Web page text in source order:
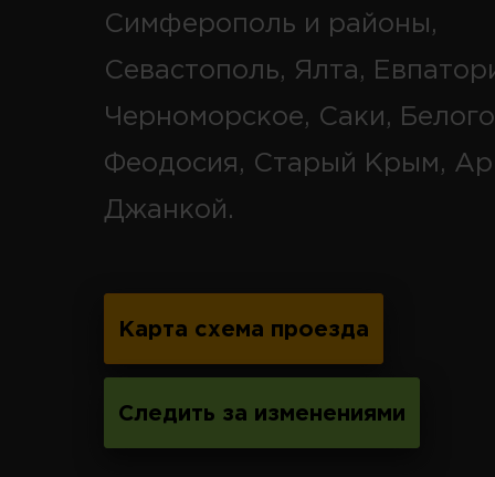
Симферополь и районы,
Севастополь, Ялта,
Черноморское, Саки,
Феодосия, Старый Крым,
Джанкой.
Карта схема проезда
Следить за изменениями